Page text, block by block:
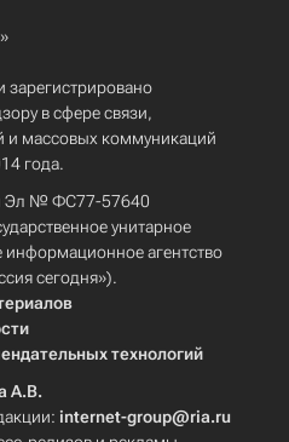
зарегистрировано
в сфере связи,
и массовых коммуникаций
года.
Эл № ФС77-57640
унитарное
агентство
сегодня»).
технологий
А.В.
internet-group@ria.ru